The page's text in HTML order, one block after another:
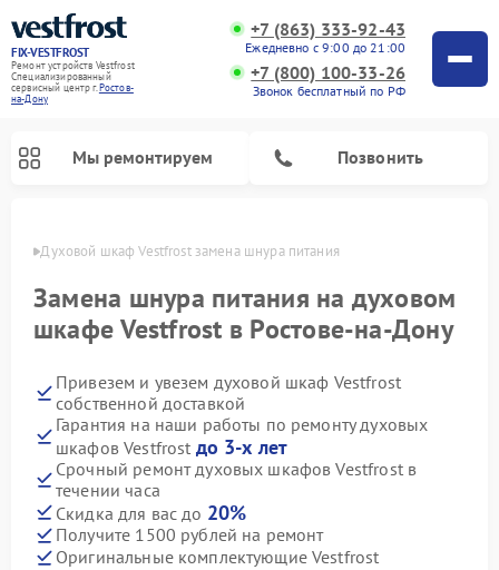
FIX-VESTFROST
Ремонт устройств Vestfrost
Специализированный
cервисный центр г.Ростов-
на-Дону
+7 (863) 333-92-43
Ежедневно с 9:00 до 21:00
+7 (800) 100-33-26
Звонок бесплатный по РФ
Мы ремонтируем Позвонить
Духовой шкаф Vestfrost замена шнура питания
Замена шнура питания на духовом
шкафе Vestfrost в Ростове-на-Дону
Привезем и увезем духовой шкаф Vestfrost
собственной доставкой
Гарантия на наши работы по ремонту духовых
шкафов Vestfrost до 3-х лет
Срочный ремонт духовых шкафов Vestfrost в
течении часа
Скидка для вас до 20%
Получите 1500 рублей на ремонт
Оригинальные комплектующие Vestfrost